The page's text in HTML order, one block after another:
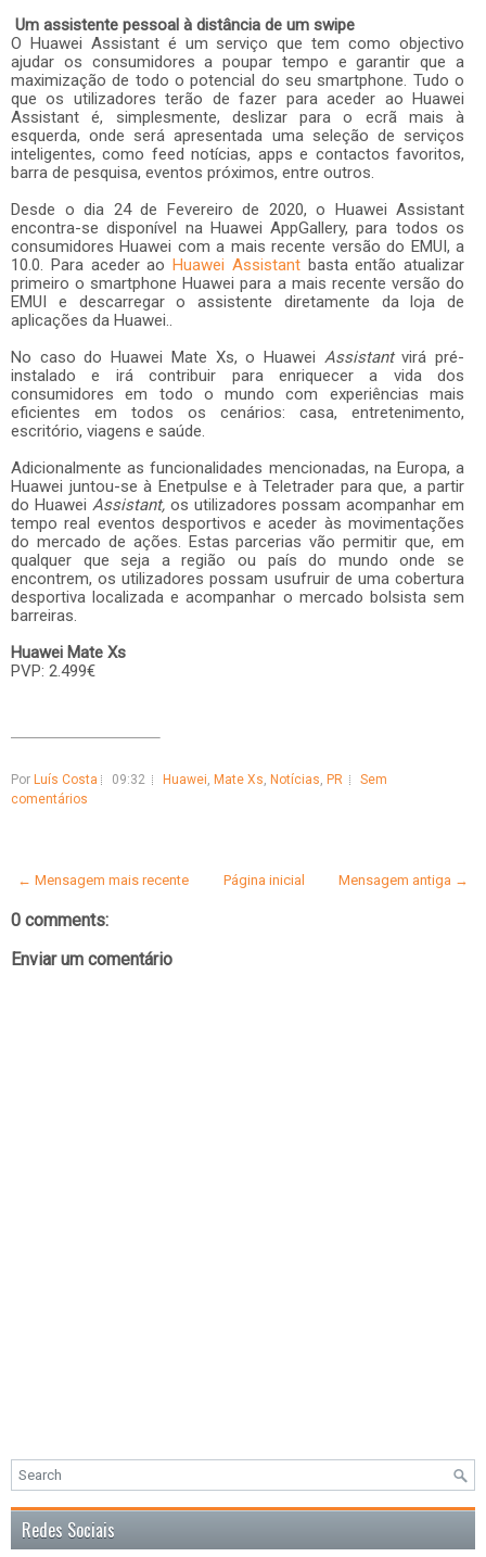
Um assistente pessoal à distância de um swipe
O Huawei Assistant é um serviço que tem como objectivo
ajudar os consumidores a poupar tempo e garantir que a
maximização de todo o potencial do seu smartphone. Tudo o
que os utilizadores terão de fazer para aceder ao Huawei
Assistant é, simplesmente, deslizar para o ecrã mais à
esquerda, onde será apresentada uma seleção de serviços
inteligentes, como feed notícias, apps e contactos favoritos,
barra de pesquisa, eventos próximos, entre outros.
Desde o dia 24 de Fevereiro de 2020, o Huawei Assistant
encontra-se disponível na Huawei AppGallery, para todos os
consumidores Huawei com a mais recente versão do EMUI, a
10.0. Para aceder ao Huawei Assistantbasta então atualizar
primeiro o smartphone Huawei para a mais recente versão do
EMUI e descarregar o assistente diretamente da loja de
aplicações da Huawei..
No caso do Huawei Mate Xs, o Huawei Assistantvirá pré-
instalado e irá contribuir para enriquecer a vida dos
consumidores em todo o mundo com experiências mais
eficientes em todos os cenários: casa, entretenimento,
escritório, viagens e saúde.
Adicionalmente as funcionalidades mencionadas, na Europa, a
Huawei juntou-se à Enetpulse e à Teletrader para que, a partir
do Huawei Assistant, os utilizadores possam acompanhar em
tempo real eventos desportivos e aceder às movimentações
do mercado de ações. Estas parcerias vão permitir que, em
qualquer que seja a região ou país do mundo onde se
encontrem, os utilizadores possam usufruir de uma cobertura
desportiva localizada e acompanhar o mercado bolsista sem
barreiras.
Huawei Mate Xs
PVP: 2.499€
Por Luís Costa 09:32 Huawei, Mate Xs, Notícias, PR
Sem
comentários
← Mensagem mais recente Mensagem antiga →
Página inicial
0 comments:
Enviar um comentário
Redes Sociais